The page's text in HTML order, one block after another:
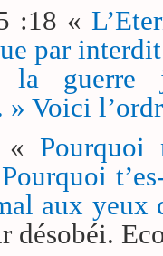
:18 «
par
la guerre
» Voici
« Pourquoi
aux yeux
désobéi.